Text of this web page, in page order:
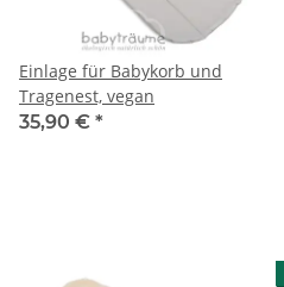
Einlage für Babykorb und
Tragenest, vegan
35,90 € *